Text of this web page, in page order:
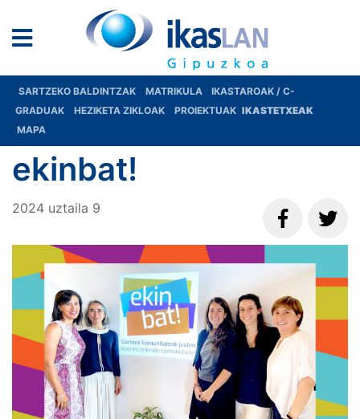
SARTZEKO BALDINTZAK MATRIKULA
IKASTAROAK / C-
GRADUAK
HEZIKETA ZIKLOAK PROIEKTUAK IKASTETXEAK
MAPA
ekinbat!
2024 uztaila 9